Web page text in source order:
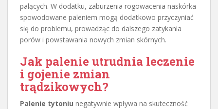
palących. W dodatku, zaburzenia rogowacenia naskórka
spowodowane paleniem mogą dodatkowo przyczyniać
się do problemu, prowadząc do dalszego zatykania
porów i powstawania nowych zmian skórnych.
Jak palenie utrudnia leczenie
i gojenie zmian
trądzikowych?
Palenie tytoniu negatywnie wpływa na skuteczność